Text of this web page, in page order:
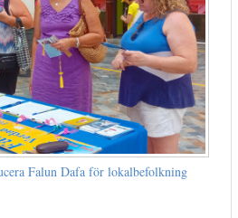
Falun Dafa för lokalbefolkning